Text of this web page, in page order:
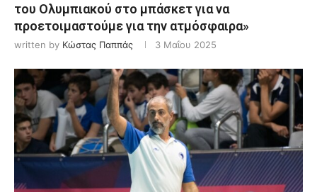
του Ολυμπιακού στο μπάσκετ για να
προετοιμαστούμε για την ατμόσφαιρα»
written by Κώστας Παππάς 3 Μαΐου 2025